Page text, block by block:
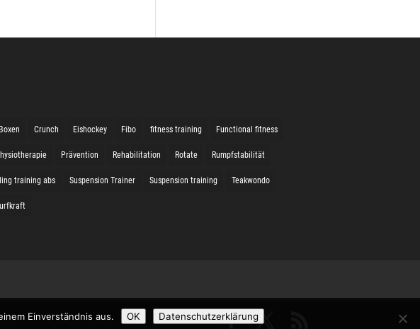
Boxen Crunch Eishockey Fibo fitness training Functional fitness
Prävention Rehabilitation Rotate Rumpfstabilität
training abs Suspension Trainer Suspension training Teakwondo
Einverständnis aus. OK Datenschutzerklärung